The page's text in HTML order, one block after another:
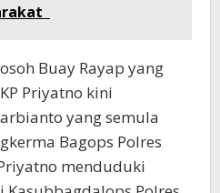
Buay Rayap yang
Priyatno kini
yang semula
Bagops Polres
menduduki